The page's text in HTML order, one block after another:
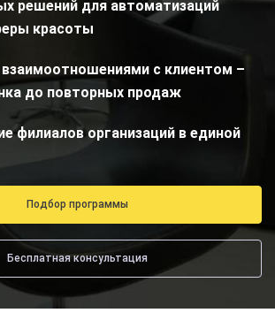
решений для автоматизаций
красоты
взаимоотношениями с клиентом –
до повторных продаж
филиалов организаций в единой
Подбор программы
Бесплатная консультация